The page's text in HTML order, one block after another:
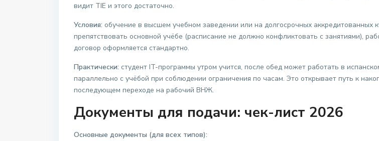
видит TIE и этого достаточно.
Условия: обучение в высшем учебном заведении или на долгосрочных аккредитованных
препятствовать основной учёбе (расписание не должно конфликтовать с занятиями),
договор оформляется стандартно.
Практически: студент IT-программы утром учится, после обед может работать в
параллельно с учёбой при соблюдении ограничения по часам. Это открывает путь к
последующем переходе на рабочий ВНЖ.
Документы для подачи: чек-лист 2026
Основные документы (для всех типов):